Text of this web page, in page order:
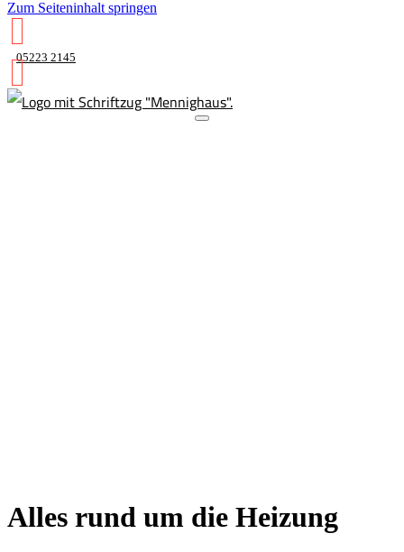
Zum Seiteninhalt springen
05223 2145
Alles rund um die Heizung